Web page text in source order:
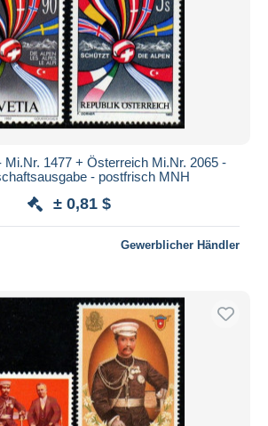
Mi.Nr. 1477 + Österreich Mi.Nr. 2065 -
- postfrisch MNH
± 0,81 $
Gewerblicher Händler